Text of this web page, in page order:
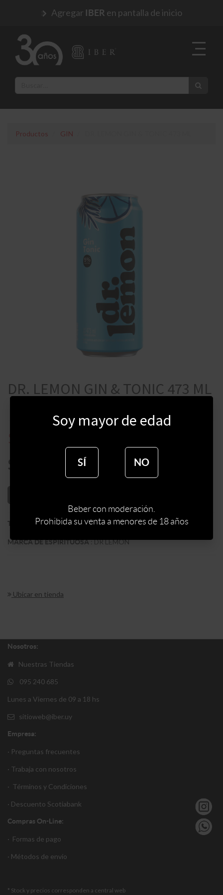
Agregar IBER en pantalla de inicio
Productos GIN
DR. LEMON GIN & TONIC 473 ML
$
$
TIPO DE ESPIRITUOSA:GIN
MARCA DE ESPIRITUOSA:DR LEMON
Ubicar en tienda
Nosotros:
Nuestras Tiendas
095 240 685
Lunes a Viernes de 09 a 18 hs
sitioweb@iber.uy
Empresa:
· Preguntas frecuentes
· Trabaja con nosotros
· Términos y Condiciones
· Descuento Scotiabank
Compras On-Line:
· Formas de pago
· Métodos de envío
* Stock y precios corresponden a central web
Soy mayor de edad
SÍ NO
Beber con moderación.
Prohibida su venta a menores de 18 años